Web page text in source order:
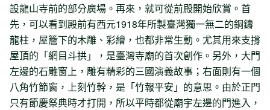
設龍山寺前的部分廣場。再來，就可從前殿開始欣賞。首
先，可以看到殿前有西元1918年所製臺灣獨一無二的銅鑄
龍柱，屋簷下的木雕、彩繪，也都非常生動。尤其用來支撐
屋頂的「網目斗拱」，是臺灣寺廟的首次創作。另外，大門
左邊的石雕窗上，雕有精彩的三國演義故事；右面則有一個
八角竹節窗，上刻竹幹，是「竹報平安」的意思。由於正門
只有節慶祭典時才打開，所以平時都從廟宇左邊的門進入，